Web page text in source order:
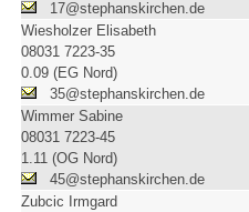
17@stephanskirchen.de
Wiesholzer Elisabeth
08031 7223-35
0.09 (EG Nord)
35@stephanskirchen.de
Wimmer Sabine
08031 7223-45
1.11 (OG Nord)
45@stephanskirchen.de
Zubcic Irmgard